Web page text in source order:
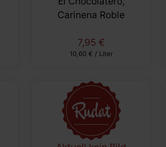
Carinena Roble
7,95 €
10,60 € / Liter